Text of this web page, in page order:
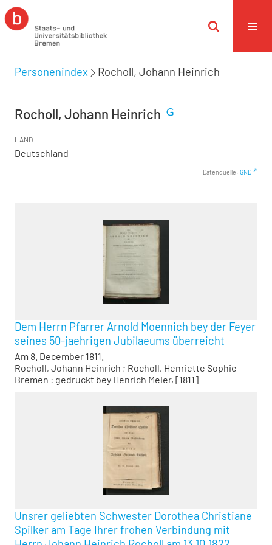
Personenindex Rocholl, Johann Heinrich
Rocholl, Johann Heinrich
LAND
Deutschland
Datenquelle: GND
Dem Herrn Pfarrer Arnold Moennich bey der Feyer
seines 50-jaehrigen Jubilaeums überreicht
Am 8. December 1811.
Rocholl, Johann Heinrich ; Rocholl, Henriette Sophie
Bremen : gedruckt bey Henrich Meier, [1811]
Unsrer geliebten Schwester Dorothea Christiane
Spilker am Tage Ihrer frohen Verbindung mit